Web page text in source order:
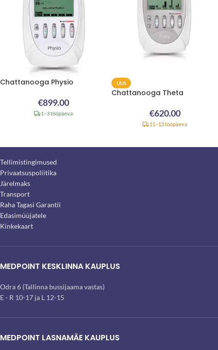
Chattanooga Physio
€899.00
1–3 tööpäeva
UUS
Chattanooga Theta
€620.00
11–13 tööpäeva
Tellimistingimused
Privaatsuspoliitika
Järelmaks
Transport
Raha Tagasi Garantii
Edasimüüjatele
Kinkekaart
MEDPOINT KESKLINNA KAUPLUS
Odra 6 (Tallinna bussijaama vastas)
E - R 10-17 ja L 12-15
MEDPOINT LASNAMÄE KAUPLUS